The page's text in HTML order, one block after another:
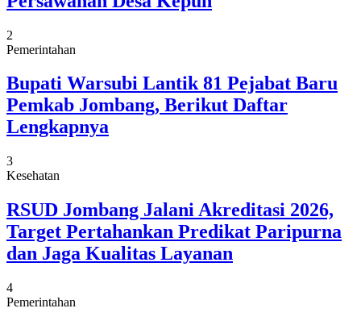
2
Pemerintahan
Bupati Warsubi Lantik 81 Pejabat Baru
Pemkab Jombang, Berikut Daftar
Lengkapnya
3
Kesehatan
RSUD Jombang Jalani Akreditasi 2026,
Target Pertahankan Predikat Paripurna
dan Jaga Kualitas Layanan
4
Pemerintahan